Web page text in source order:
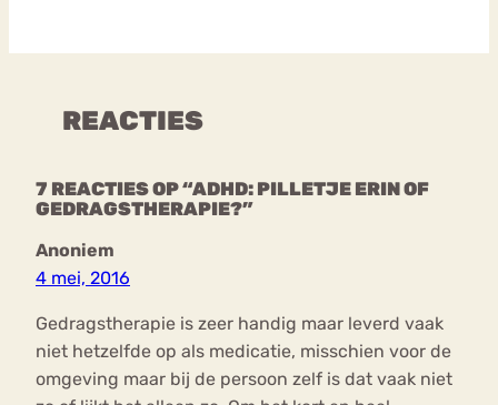
REACTIES
7 REACTIES OP “ADHD: PILLETJE ERIN OF
GEDRAGSTHERAPIE?”
Anoniem
4 mei, 2016
Gedragstherapie is zeer handig maar leverd vaak
niet hetzelfde op als medicatie, misschien voor de
omgeving maar bij de persoon zelf is dat vaak niet